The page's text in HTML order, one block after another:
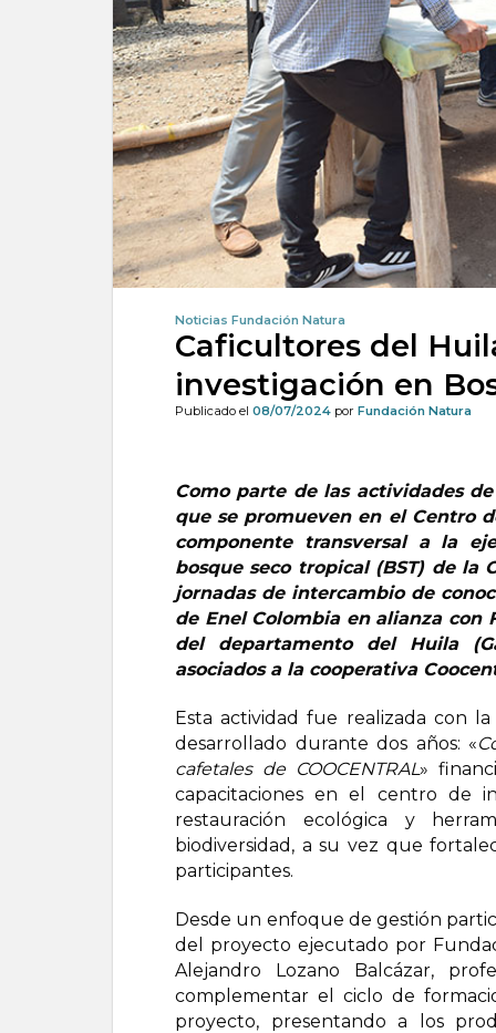
Noticias Fundación Natura
Caficultores del
investigación en
Publicado el 08/07/2024 por Fundación Natura
Como parte de las actividades
que se promueven en el Centro
componente transversal a la
bosque seco tropical (BST) de la
jornadas de intercambio de
de Enel Colombia en alianza con
del departamento del Huila
asociados a la cooperativa
Esta actividad fue realizada con
desarrollado durante dos años: «
cafetales de COOCENTRAL»
capacitaciones en el centro de
restauración ecológica y
biodiversidad, a su vez que
participantes.
Desde un enfoque de gestión
del proyecto ejecutado por
Alejandro Lozano Balcázar,
complementar el ciclo de
proyecto, presentando a los